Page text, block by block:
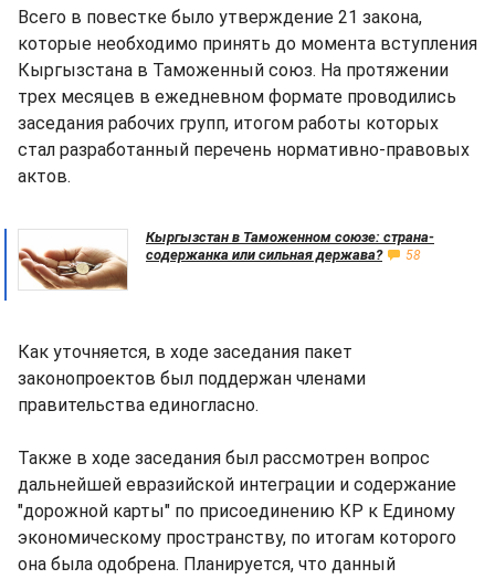
Всего в повестке было утверждение 21 закона,
которые необходимо принять до момента вступления
Кыргызстана в Таможенный союз. На протяжении
трех месяцев в ежедневном формате проводились
заседания рабочих групп, итогом работы которых
стал разработанный перечень нормативно-правовых
актов.
Кыргызстан в Таможенном союзе: страна-
содержанка или сильная держава?
58
Как уточняется, в ходе заседания пакет
законопроектов был поддержан членами
правительства единогласно.
Также в ходе заседания был рассмотрен вопрос
дальнейшей евразийской интеграции и содержание
"дорожной карты" по присоединению КР к Единому
экономическому пространству, по итогам которого
она была одобрена. Планируется, что данный